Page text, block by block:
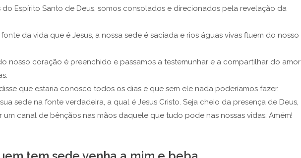
Espírito Santo de Deus, somos consolados e direcionados pela revelação da
da vida que é Jesus, a nossa sede é saciada e rios águas vivas fluem do nosso
nosso coração é preenchido e passamos a testemunhar e a compartilhar do amor
que estaria conosco todos os dias e que sem ele nada poderíamos fazer.
sede na fonte verdadeira, a qual é Jesus Cristo. Seja cheio da presença de Deus,
um canal de bênçãos nas mãos daquele que tudo pode nas nossas vidas. Amém!